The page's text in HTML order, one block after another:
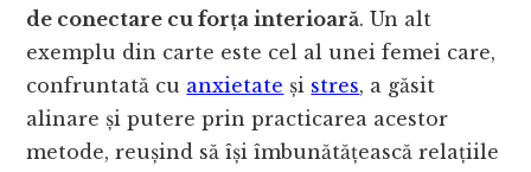
de conectare cu forța interioară. Un alt
exemplu din carte este cel al unei femei care,
confruntată cu anxietate și stres, a găsit
alinare și putere prin practicarea acestor
metode, reușind să își îmbunătățească relațiile